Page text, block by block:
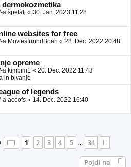
a špelalj « 30. Jan. 2023 11:28
websites for free
a MoviesfunhdBoari « 28. Dec. 2022 20:48
opreme
a kimbim1 « 20. Dec. 2022 11:43
in bivanje
of legends
a aceofs « 14. Dec. 2022 16:40
Stran 1od34
1 2 3 4 5 … 34
Pojdi na